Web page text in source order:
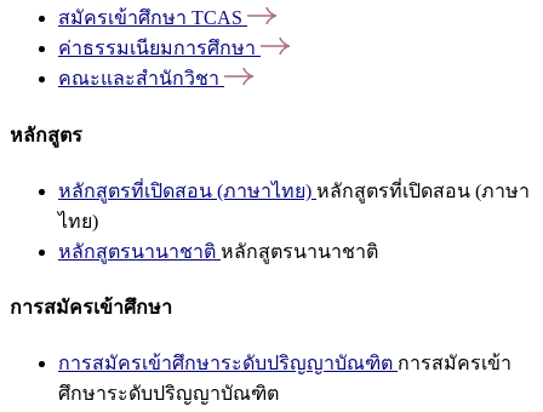
สมัครเข้าศึกษา TCAS
ค่าธรรมเนียมการศึกษา
คณะและสำนักวิชา
หลักสูตร
หลักสูตรที่เปิดสอน (ภาษาไทย) หลักสูตรที่เปิดสอน (ภาษา
ไทย)
หลักสูตรนานาชาติ หลักสูตรนานาชาติ
การสมัครเข้าศึกษา
การสมัครเข้าศึกษาระดับปริญญาบัณฑิต การสมัครเข้า
ศึกษาระดับปริญญาบัณฑิต